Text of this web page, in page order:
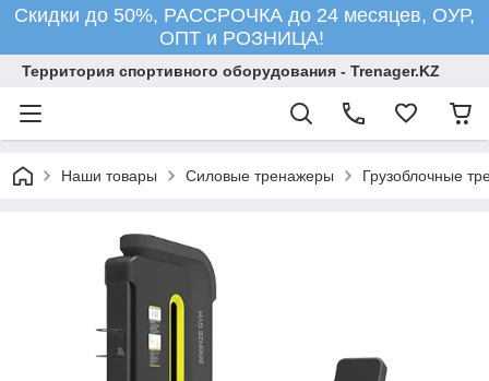
Скидки до 50%, РАССРОЧКА до 24 месяцев, ОУР,
ОПТ и РОЗНИЦА!
Территория спортивного оборудования - Trenager.KZ
Наши товары Силовые тренажеры Грузоблочные